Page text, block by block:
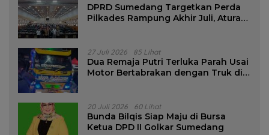
DPRD Sumedang Targetkan Perda
Pilkades Rampung Akhir Juli, Aturan
27 Juli 2026 85 Lihat
Dua Remaja Putri Terluka Parah Usai
Motor Bertabrakan dengan Truk di
20 Juli 2026 60 Lihat
Bunda Bilqis Siap Maju di Bursa
Ketua DPD II Golkar Sumedang